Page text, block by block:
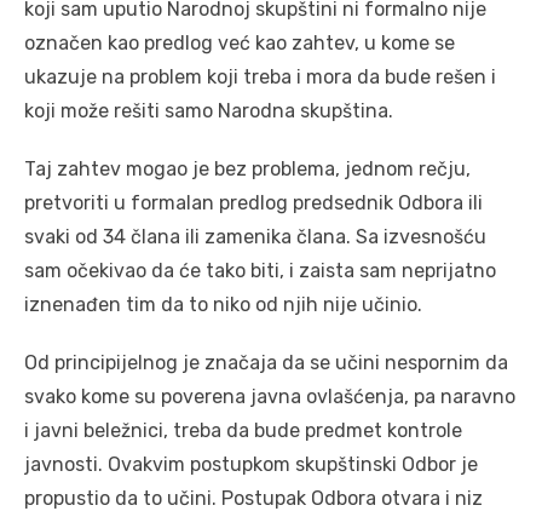
koji sam uputio Narodnoj skupštini ni formalno nije
označen kao predlog već kao zahtev, u kome se
ukazuje na problem koji treba i mora da bude rešen i
koji može rešiti samo Narodna skupština.
Taj zahtev mogao je bez problema, jednom rečju,
pretvoriti u formalan predlog predsednik Odbora ili
svaki od 34 člana ili zamenika člana. Sa izvesnošću
sam očekivao da će tako biti, i zaista sam neprijatno
iznenađen tim da to niko od njih nije učinio.
Od principijelnog je značaja da se učini nespornim da
svako kome su poverena javna ovlašćenja, pa naravno
i javni beležnici, treba da bude predmet kontrole
javnosti. Ovakvim postupkom skupštinski Odbor je
propustio da to učini. Postupak Odbora otvara i niz